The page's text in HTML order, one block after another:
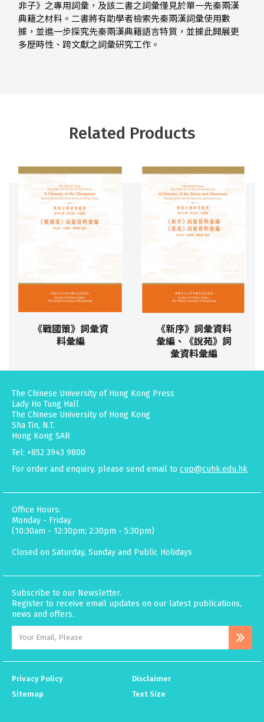
非子》之專用詞彙，及該二書之詞彙僅見於單一先秦兩漢
典籍之材料。二書將有助學者檢索先秦兩漢詞彙使用數
據，並進一步探究先秦兩漢典籍語言特質，並據此開展更
多歷時性、跨文獻之詞彙研究工作。
Related Products
《戰國策》詞彙資
料彙編
《新序》詞彙資料
彙編、《說苑》詞
彙資料彙編
The Chinese University of Hong Kong Press
Lady Ho Tung Hall
The Chinese University of Hong Kong
Sha Tin, N.T.
Hong Kong SAR
Tel: +852 3943 9800
For order and enquiry, please send email to cup@cuhk.edu.hk
Office Hours:
Monday - Friday
(10:30am - 12:30pm; 2:30pm - 5:30pm)
Closed on Saturday, Sunday and Public Holidays
Subscribe to our Newsletter.
Register to receive email updates on our latest publications,
news and offers.
Privacy Policy
Disclaimer
Sitemap
Text Size